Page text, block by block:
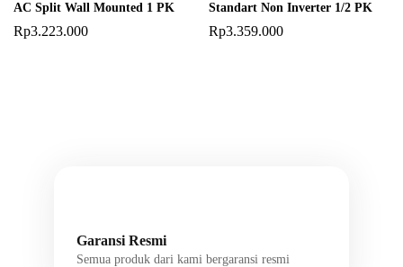
AC Split Wall Mounted 1 PK
Rp3.223.000
Standart Non Inverter 1/2 PK
Rp3.359.000
Garansi Resmi
Semua produk dari kami bergaransi resmi